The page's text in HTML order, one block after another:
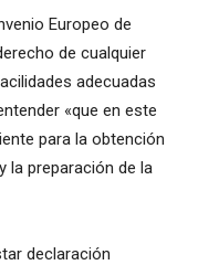
Europeo de
de cualquier
adecuadas
«que en este
para la obtención
la preparación de la
declaración